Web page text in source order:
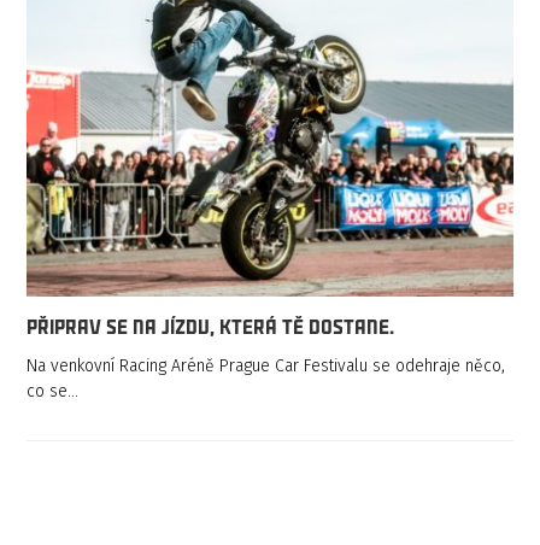
Připrav se na jízdu, která tě dostane.
Na venkovní Racing Aréně Prague Car Festivalu se odehraje něco,
co se…